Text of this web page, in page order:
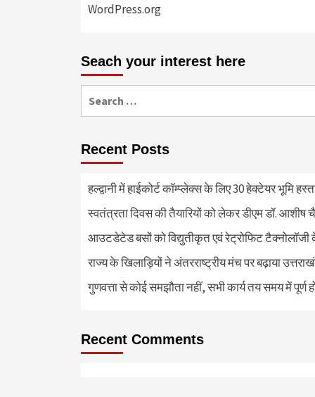
WordPress.org
Seach your interest here
for:
Recent Posts
हल्द्वानी में हाईकोर्ट कॉम्प्लेक्स के लिए 30 हेक्टेयर भूमि
स्वतंत्रता दिवस की तैयारियों को लेकर डीएम डॉ. आशीष
आउटडेटेड बसों को विद्युतीकृत एवं रेट्रोफिट टैक्नोलाॅजी
राज्य के खिलाड़ियों ने अंतरराष्ट्रीय मंच पर बढ़ाया
गुणवत्ता से कोई समझौता नहीं, सभी कार्य तय समय में पूर्ण
Recent Comments